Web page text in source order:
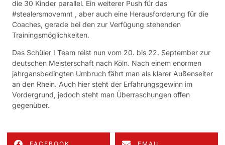
die 30 Kinder parallel. Ein weiterer Push für das
#stealersmovemnt , aber auch eine Herausforderung für die
Coaches, gerade bei den zur Verfügung stehenden
Trainingsmöglichkeiten.
Das Schüler I Team reist nun vom 20. bis 22. September zur
deutschen Meisterschaft nach Köln. Nach einem enormen
jahrgansbedingten Umbruch fährt man als klarer Außenseiter
an den Rhein. Auch hier steht der Erfahrungsgewinn im
Vordergrund, jedoch steht man Überraschungen offen
gegenüber.